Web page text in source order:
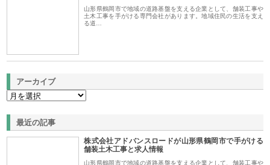
山形県鶴岡市で地域の道路基盤を支える企業として、舗装工事や
土木工事を手がける専門会社があります。地域住民の生活を支え
る道…
アーカイブ
最近の記事
株式会社アドバンスロードが山形県鶴岡市で手がける
舗装土木工事と求人情報
山形県鶴岡市で地域の道路基盤を支える企業として、舗装工事や